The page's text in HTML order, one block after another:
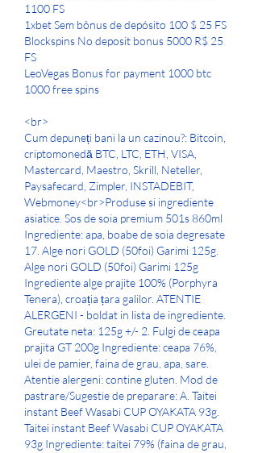
1100 FS
1xbet Sem bônus de depósito 100 $ 25 FS
Blockspins No deposit bonus 5000 R$ 25
FS
LeoVegas Bonus for payment 1000 btc
1000 free spins
<br>
Cum depuneți bani la un cazinou?: Bitcoin,
criptomonedă BTC, LTC, ETH, VISA,
Mastercard, Maestro, Skrill, Neteller,
Paysafecard, Zimpler, INSTADEBIT,
Webmoney<br>Produse si ingrediente
asiatice. Sos de soia premium 501s 860ml
Ingrediente: apa, boabe de soia degresate
17. Alge nori GOLD (50foi) Garimi 125g.
Alge nori GOLD (50foi) Garimi 125g
Ingrediente alge prajite 100% (Porphyra
Tenera), croația țara galilor. ATENTIE
ALERGENI - boldat in lista de ingrediente.
Greutate neta: 125g +/- 2. Fulgi de ceapa
prajita GT 200g Ingrediente: ceapa 76%,
ulei de pamier, faina de grau, apa, sare.
Atentie alergeni: contine gluten. Mod de
pastrare/Sugestie de preparare: A. Taitei
instant Beef Wasabi CUP OYAKATA 93g.
Taitei instant Beef Wasabi CUP OYAKATA
93g Ingrediente: taitei 79% (faina de grau,